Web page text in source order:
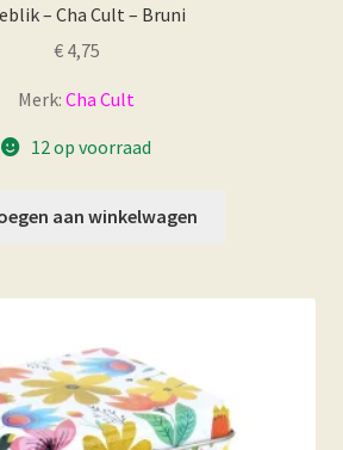
– Cha Cult – Bruni
€4,75
Merk: Cha Cult
12 op voorraad
aan winkelwagen